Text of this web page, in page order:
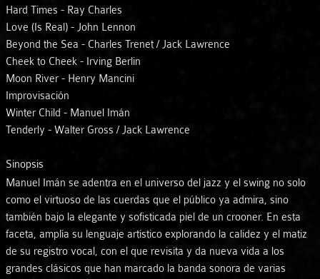
Hard Times - Ray Charles
Love (Is Real) - John Lennon
Beyond the Sea - Charles Trenet / Jack Lawrence
Cheek to Cheek - Irving Berlin
Moon River - Henry Mancini
Improvisación
Winter Child - Manuel Imán
Tenderly - Walter Gross / Jack Lawrence
Sinopsis
Manuel Imán se adentra en el universo del jazz y el swing no solo
como el virtuoso de las cuerdas que el público ya admira, sino
también bajo la elegante y sofisticada piel de un crooner. En esta
faceta, amplía su lenguaje artístico explorando la calidez y el matiz
de su registro vocal, con el que revisita y da nueva vida a los
grandes clásicos que han marcado la banda sonora de varias